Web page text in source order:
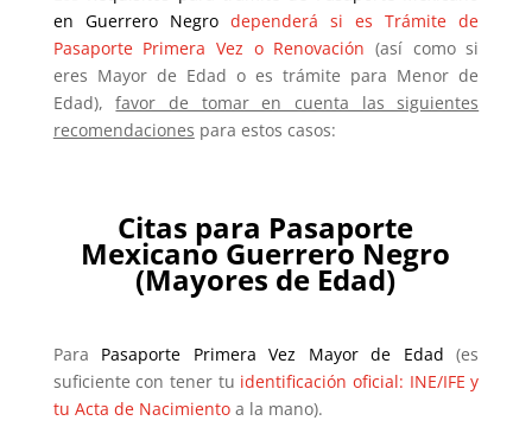
en Guerrero Negro dependerá si es Trámite de
Pasaporte Primera Vez o Renovación (así como si
eres Mayor de Edad o es trámite para Menor de
Edad),favor de tomar en cuenta las siguientes
recomendaciones para estos casos:
Citas para Pasaporte
Mexicano Guerrero Negro
(Mayores de Edad)
Para Pasaporte Primera Vez Mayor de Edad (es
suficiente con tener tu identificación oficial: INE/IFE y
tu Acta de Nacimientoa la mano).